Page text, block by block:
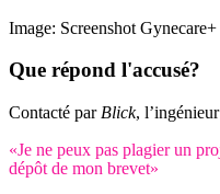
Image: Screenshot Gynecare+
Que répond l'accusé?
Contacté par Blick,
«Je ne peux pas plagier un
dépôt de mon brevet»